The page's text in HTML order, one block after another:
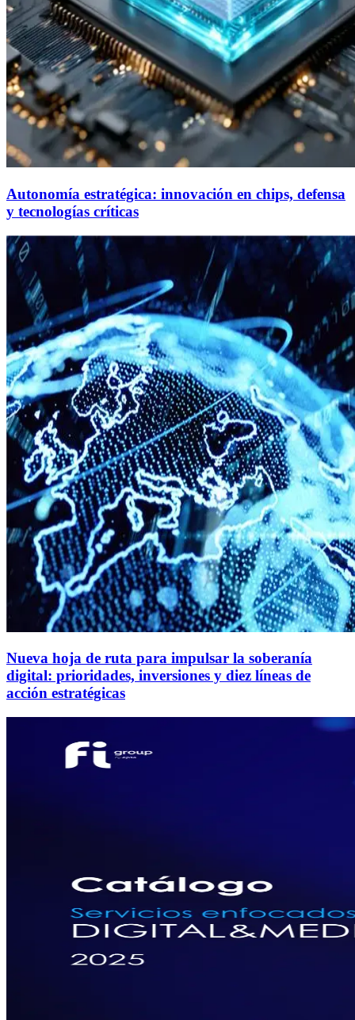
Autonomía estratégica: innovación en chips, defensa
y tecnologías críticas
Nueva hoja de ruta para impulsar la soberanía
digital: prioridades, inversiones y diez líneas de
acción estratégicas